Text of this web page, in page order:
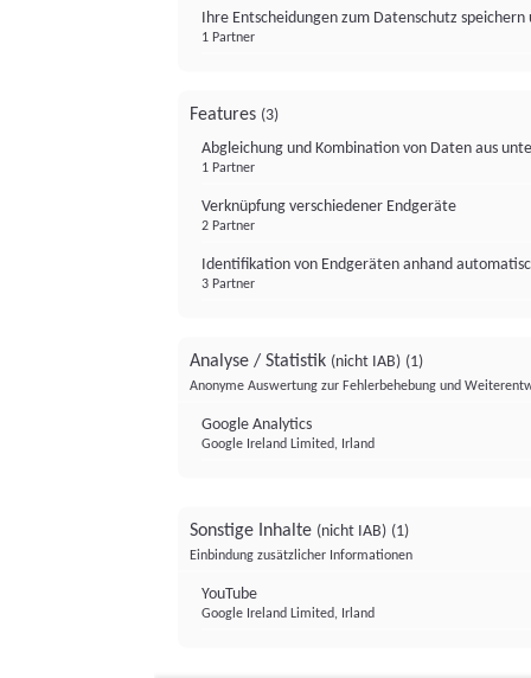
Ihre Entscheidungen zum Datenschutz
1 Partner
Features (3)
Abgleichung und Kombination von Daten aus
1 Partner
Verknüpfung verschiedener Endgeräte
2 Partner
Identifikation von Endgeräten anhand
3 Partner
Analyse / Statistik (nicht IAB) (1)
Anonyme Auswertung zur Fehlerbehebung und
Google Analytics
Google Ireland Limited, Irland
Sonstige Inhalte (nicht IAB) (1)
Einbindung zusätzlicher Informationen
YouTube
Google Ireland Limited, Irland